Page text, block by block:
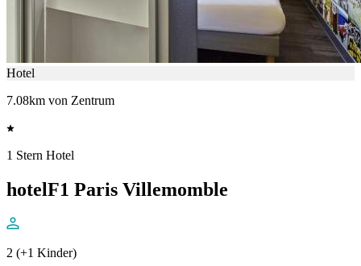
Hotel
7.08km von Zentrum
1 Stern Hotel
hotelF1 Paris Villemomble
2 (+1 Kinder)